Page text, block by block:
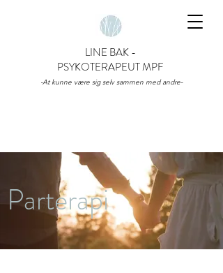
LINE BAK -
PSYKOTERAPEUT MPF
-At kunne være sig selv sammen med andre-
Parterapi